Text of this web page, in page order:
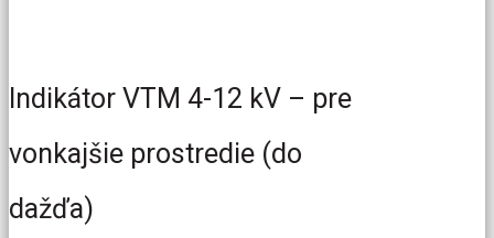
Indikátor VTM 4-12 kV – pre
vonkajšie prostredie (do
dažďa)